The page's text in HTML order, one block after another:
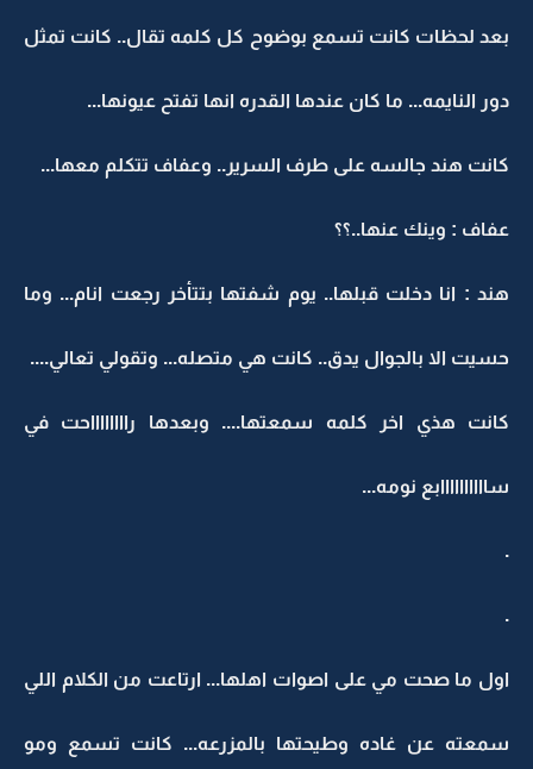
بعد لحظات كانت تسمع بوضوح كل كلمه تقال.. كانت تمثل
دور النايمه... ما كان عندها القدره انها تفتح عيونها...
كانت هند جالسه على طرف السرير.. وعفاف تتكلم معها...
عفاف : وينك عنها..؟؟
هند : انا دخلت قبلها.. يوم شفتها بتتأخر رجعت انام... وما
حسيت الا بالجوال يدق.. كانت هي متصله... وتقولي تعالي....
كانت هذي اخر كلمه سمعتها.... وبعدها رااااااااحت في
ساااااااااابع نومه...
.
.
اول ما صحت مي على اصوات اهلها... ارتاعت من الكلام اللي
سمعته عن غاده وطيحتها بالمزرعه... كانت تسمع ومو